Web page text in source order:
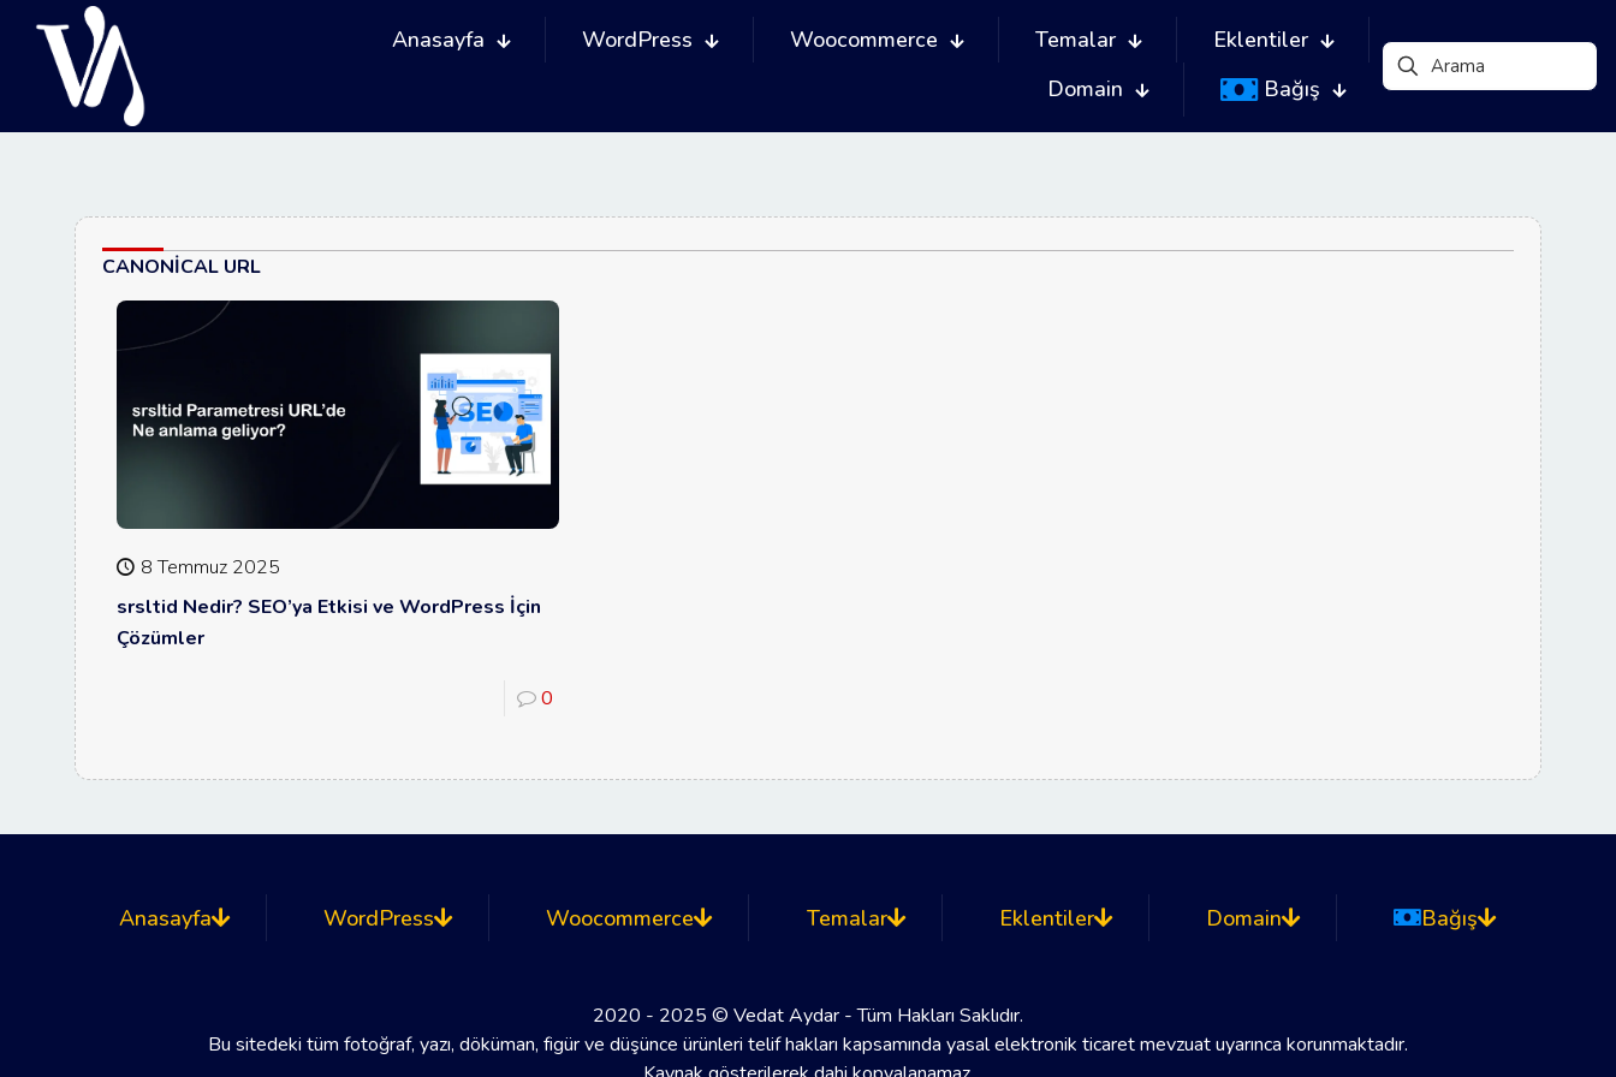
Anasayfa WordPress Woocommerce Temalar
Eklentiler
Domain
Bağış
CANONICAL URL
8 Temmuz 2025
srsltid Nedir? SEO’ya Etkisi ve WordPress İçin
Çözümler
0
Anasayfa WordPress Woocommerce Temalar Eklentiler Domain Bağış
2020 - 2025 © Vedat Aydar - Tüm Hakları Saklıdır.
Bu sitedeki tüm fotoğraf, yazı, döküman, figür ve düşünce ürünleri telif hakları kapsamında yasal elektronik ticaret mevzuat uyarınca korunmaktadır.